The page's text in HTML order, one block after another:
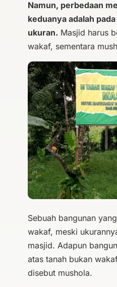
Namun, perbedaan
keduanya adalah
ukuran. Masjid harus
wakaf, sementara
Sebuah bangunan
wakaf, meski
masjid. Adapun
atas tanah bukan
disebut mushola.